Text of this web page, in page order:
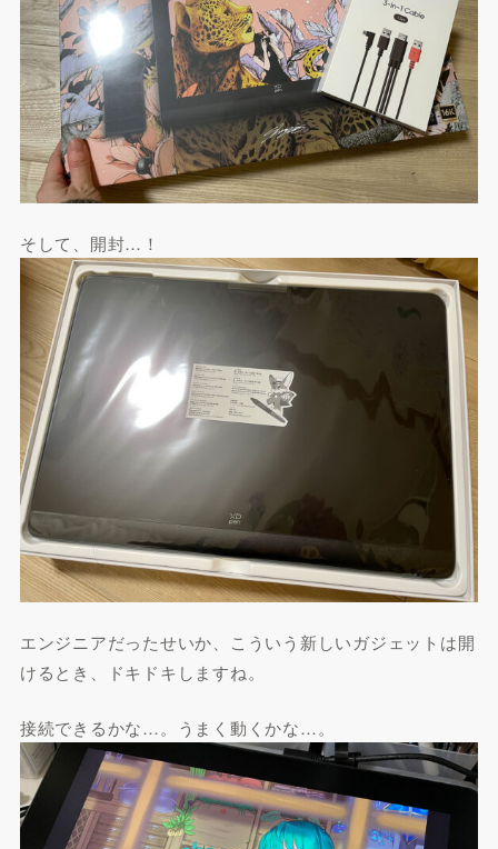
そして、開封…！
エンジニアだったせいか、こういう新しいガジェットは開
けるとき、ドキドキしますね。
接続できるかな…。うまく動くかな…。